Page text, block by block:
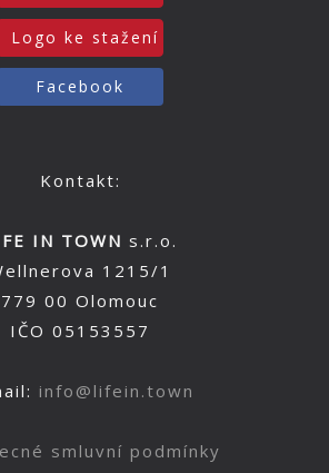
Logo ke stažení
Facebook
Kontakt:
IN TOWN s.r.o.
1215/1
779 00 Olomouc
IČO 05153557
info@lifein.town
smluvní podmínky